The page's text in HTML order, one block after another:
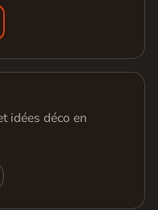
idées déco en